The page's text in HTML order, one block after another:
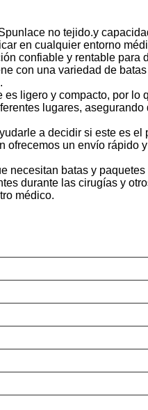
no tejido.y
en cualquier entorno
confiable y rentable para
con una variedad de
ligero y compacto, por lo
lugares,
a decidir si este es el
ofrecemos un envío rápido
necesitan batas y
durante las cirugías y
médico.